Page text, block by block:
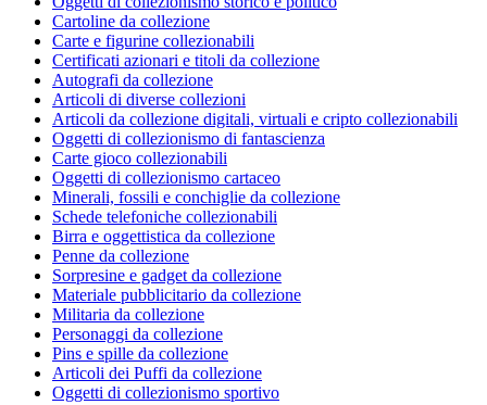
Cartoline da collezione
Carte e figurine collezionabili
Certificati azionari e titoli da collezione
Autografi da collezione
Articoli di diverse collezioni
Articoli da collezione digitali, virtuali e cripto collezionabili
Oggetti di collezionismo di fantascienza
Carte gioco collezionabili
Oggetti di collezionismo cartaceo
Minerali, fossili e conchiglie da collezione
Schede telefoniche collezionabili
Birra e oggettistica da collezione
Penne da collezione
Sorpresine e gadget da collezione
Materiale pubblicitario da collezione
Militaria da collezione
Personaggi da collezione
Pins e spille da collezione
Articoli dei Puffi da collezione
Oggetti di collezionismo sportivo